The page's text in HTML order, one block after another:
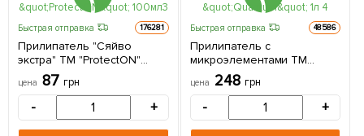
Быстрая отправка 176281
Прилипатель "Сяйво
экстра" ТМ "ProtectON"
100мл
цена 87 грн
- +
Быстрая отправка 48586
Прилипатель с
микроэлементами ТМ
"Quantum" 1л
цена 248 грн
- +